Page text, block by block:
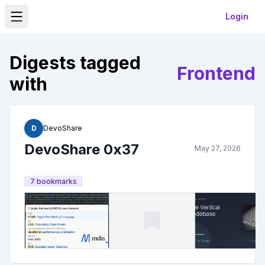
Login
Digests tagged
with
Frontend
D DevoShare
DevoShare 0x37 May 27, 2026
7 bookmarks